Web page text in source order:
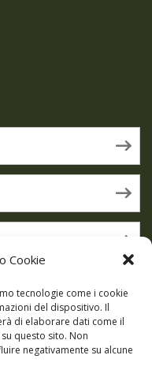
Cookie
tecnologie come i cookie
del dispositivo. Il
di elaborare dati come il
questo sito. Non
negativamente su alcune